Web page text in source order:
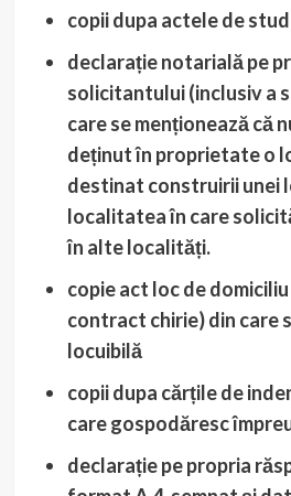
copii dupa actele de
declarație notarială pe
solicitantului (inclusiv a
care se menționează că
deținut în proprietate o
destinat construirii unei
localitatea în care
în alte localități.
copie act loc de
contract chirie) din care
locuibilă
copii dupa cărțile de
care gospodăresc
declarație pe propria